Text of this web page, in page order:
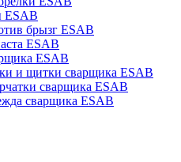
ESAB
брызг ESAB
ESAB
ESAB
и щитки сварщика ESAB
сварщика ESAB
сварщика ESAB